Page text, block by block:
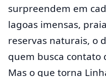
surpreendem em
lagoas imensas,
reservas naturais, o
quem busca contato
Mas o que torna